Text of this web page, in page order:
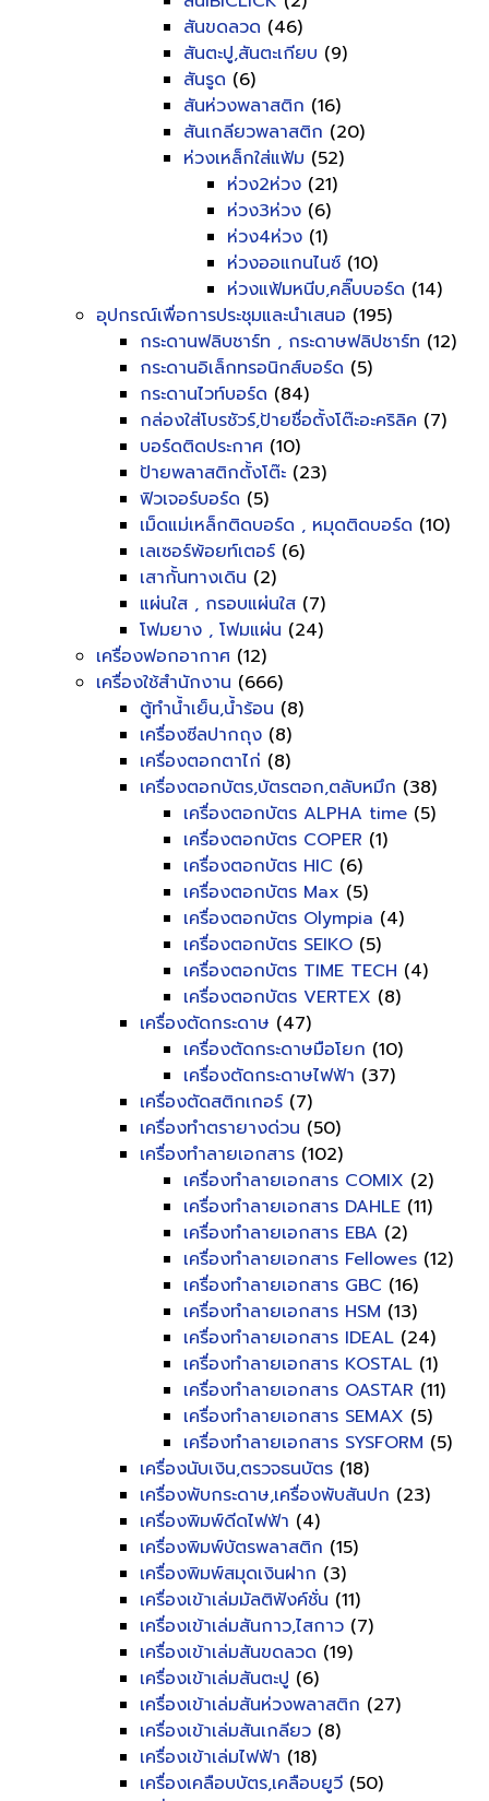
สันขดลวด (46)
สันตะปู,สันตะเกียบ (9)
สันรูด (6)
สันห่วงพลาสติก (16)
สันเกลียวพลาสติก (20)
ห่วงเหล็กใส่แฟ้ม (52)
ห่วง2ห่วง (21)
ห่วง3ห่วง (6)
ห่วง4ห่วง (1)
ห่วงออแกนไนซ์ (10)
ห่วงแฟ้มหนีบ,คลิ๊บบอร์ด (14)
อุปกรณ์เพื่อการประชุมและนำเสนอ (195)
กระดานฟลิบชาร์ท , กระดาษฟลิปชาร์ท (12)
กระดานอิเล็กทรอนิกส์บอร์ด (5)
กระดานไวท์บอร์ด (84)
กล่องใส่โบรชัวร์,ป้ายชื่อตั้งโต๊ะอะคริลิค (7)
บอร์ดติดประกาศ (10)
ป้ายพลาสติกตั้งโต๊ะ (23)
ฟิวเจอร์บอร์ด (5)
เม็ดแม่เหล็กติดบอร์ด , หมุดติดบอร์ด (10)
เลเซอร์พ้อยท์เตอร์ (6)
เสากั้นทางเดิน (2)
แผ่นใส , กรอบแผ่นใส (7)
โฟมยาง , โฟมแผ่น (24)
เครื่องฟอกอากาศ (12)
เครื่องใช้สำนักงาน (666)
ตู้ทำน้ำเย็น,น้ำร้อน (8)
เครื่องซีลปากถุง (8)
เครื่องตอกตาไก่ (8)
เครื่องตอกบัตร,บัตรตอก,ตลับหมึก (38)
เครื่องตอกบัตร ALPHA time (5)
เครื่องตอกบัตร COPER (1)
เครื่องตอกบัตร HIC (6)
เครื่องตอกบัตร Max (5)
เครื่องตอกบัตร Olympia (4)
เครื่องตอกบัตร SEIKO (5)
เครื่องตอกบัตร TIME TECH (4)
เครื่องตอกบัตร VERTEX (8)
เครื่องตัดกระดาษ (47)
เครื่องตัดกระดาษมือโยก (10)
เครื่องตัดกระดาษไฟฟ้า (37)
เครื่องตัดสติกเกอร์ (7)
เครื่องทำตรายางด่วน (50)
เครื่องทำลายเอกสาร (102)
เครื่องทำลายเอกสาร COMIX (2)
เครื่องทำลายเอกสาร DAHLE (11)
เครื่องทำลายเอกสาร EBA (2)
เครื่องทำลายเอกสาร Fellowes (12)
เครื่องทำลายเอกสาร GBC (16)
เครื่องทำลายเอกสาร HSM (13)
เครื่องทำลายเอกสาร IDEAL (24)
เครื่องทำลายเอกสาร KOSTAL (1)
เครื่องทำลายเอกสาร OASTAR (11)
เครื่องทำลายเอกสาร SEMAX (5)
เครื่องทำลายเอกสาร SYSFORM (5)
เครื่องนับเงิน,ตรวจธนบัตร (18)
เครื่องพับกระดาษ,เครื่องพับสันปก (23)
เครื่องพิมพ์ดีดไฟฟ้า (4)
เครื่องพิมพ์บัตรพลาสติก (15)
เครื่องพิมพ์สมุดเงินฝาก (3)
เครื่องเข้าเล่มมัลติฟังค์ชั่น (11)
เครื่องเข้าเล่มสันกาว,ไสกาว (7)
เครื่องเข้าเล่มสันขดลวด (19)
เครื่องเข้าเล่มสันตะปู (6)
เครื่องเข้าเล่มสันห่วงพลาสติก (27)
เครื่องเข้าเล่มสันเกลียว (8)
เครื่องเข้าเล่มไฟฟ้า (18)
เครื่องเคลือบบัตร,เคลือบยูวี (50)